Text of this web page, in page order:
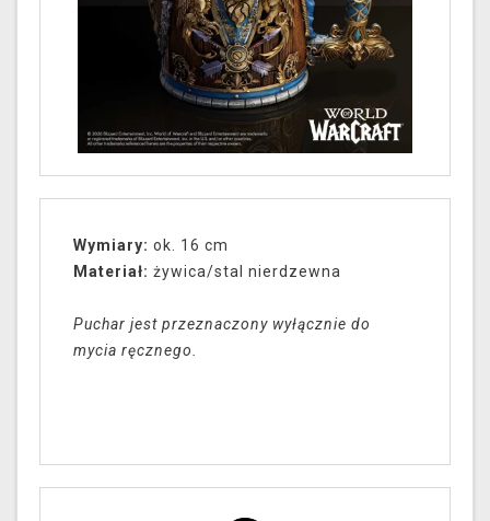
Wymiary: ok. 16 cm
Materiał: żywica/stal nierdzewna
Puchar jest przeznaczony wyłącznie do
mycia ręcznego.